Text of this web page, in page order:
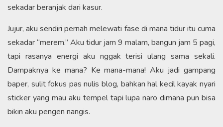
sekadar beranjak dari kasur.
Jujur, aku sendiri pernah melewati fase di mana tidur itu cuma
sekadar “merem.” Aku tidur jam 9 malam, bangun jam 5 pagi,
tapi rasanya energi aku nggak terisi ulang sama sekali.
Dampaknya ke mana? Ke mana-mana! Aku jadi gampang
baper, sulit fokus pas nulis blog, bahkan hal kecil kayak nyari
sticker yang mau aku tempel tapi lupa naro dimana pun bisa
bikin aku pengen nangis.